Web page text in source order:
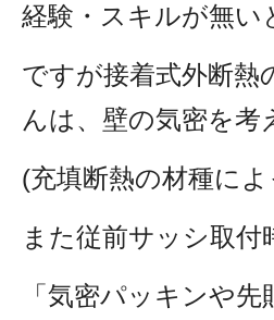
経験・スキルが無い
ですが接着式外断熱
んは、壁の気密を
(充填断熱の材種に
また従前サッシ取
「気密パッキンや